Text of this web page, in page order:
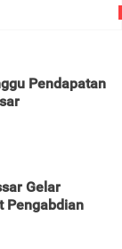
Pendapatan
Gelar
Pengabdian